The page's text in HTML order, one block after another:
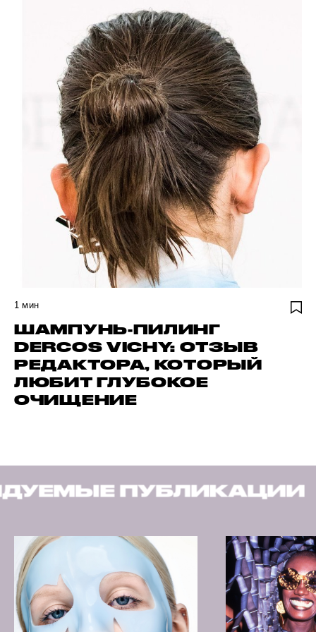
1 мин
ШАМПУНЬ-ПИЛИНГ
DERCOS VICHY: ОТЗЫВ
РЕДАКТОРА, КОТОРЫЙ
ЛЮБИТ ГЛУБОКОЕ
ОЧИЩЕНИЕ